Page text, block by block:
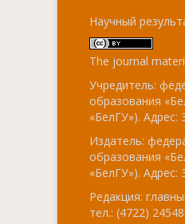
Научный
The journal
Учредитель:
образования
«БелГУ»). Адрес:
Издатель:
образования
«БелГУ»). Адрес:
Редакция:
тел.: (4722)